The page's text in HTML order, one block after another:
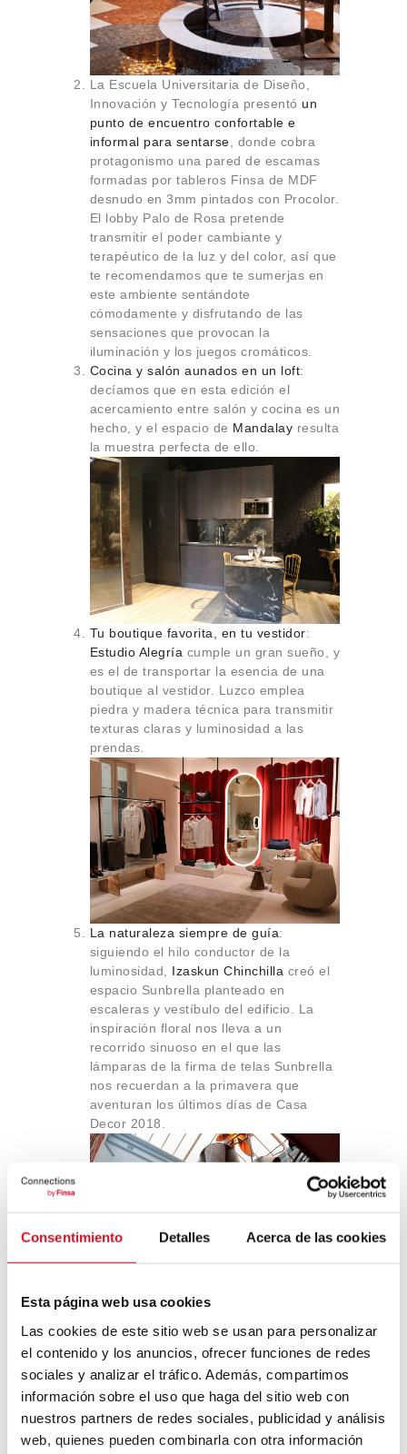
Consentimiento Detalles Acerca de las cookies
Esta página web usa cookies
Las cookies de este sitio web se usan para personalizar
el contenido y los anuncios, ofrecer funciones de redes
sociales y analizar el tráfico. Además, compartimos
información sobre el uso que haga del sitio web con
nuestros partners de redes sociales, publicidad y análisis
web, quienes pueden combinarla con otra información
La Escuela Universitaria de Diseño,
Innovación y Tecnología presentó un
punto de encuentro confortable e
informal para sentarse , donde cobra
protagonismo una pared de escamas
formadas por tableros Finsa de MDF
desnudo en 3mm pintados con Procolor.
El lobby Palo de Rosa pretende
transmitir el poder cambiante y
terapéutico de la luz y del color, así que
te recomendamos que te sumerjas en
este ambiente sentándote
cómodamente y disfrutando de las
sensaciones que provocan la
iluminación y los juegos cromáticos.
Cocina y salón aunados en un loft:
decíamos que en esta edición el
acercamiento entre salón y cocina es un
hecho, y el espacio de Mandalay resulta
la muestra perfecta de ello.
Tu boutique favorita, en tu vestidor:
Estudio Alegría cumple un gran sueño, y
es el de transportar la esencia de una
boutique al vestidor. Luzco emplea
piedra y madera técnica para transmitir
texturas claras y luminosidad a las
prendas.
La naturaleza siempre de guía:
siguiendo el hilo conductor de la
luminosidad, Izaskun Chinchilla creó el
espacio Sunbrella planteado en
escaleras y vestíbulo del edificio. La
inspiración floral nos lleva a un
recorrido sinuoso en el que las
lámparas de la firma de telas Sunbrella
nos recuerdan a la primavera que
aventuran los últimos días de Casa
Decor 2018.
Casa Decor 2018 Izaskun Chinchilla